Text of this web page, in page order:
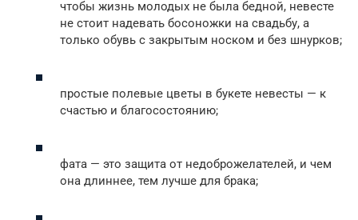
чтобы жизнь молодых не была бедной, невесте
не стоит надевать босоножки на свадьбу, а
только обувь с закрытым носком и без шнурков;
простые полевые цветы в букете невесты — к
счастью и благосостоянию;
фата — это защита от недоброжелателей, и чем
она длиннее, тем лучше для брака;